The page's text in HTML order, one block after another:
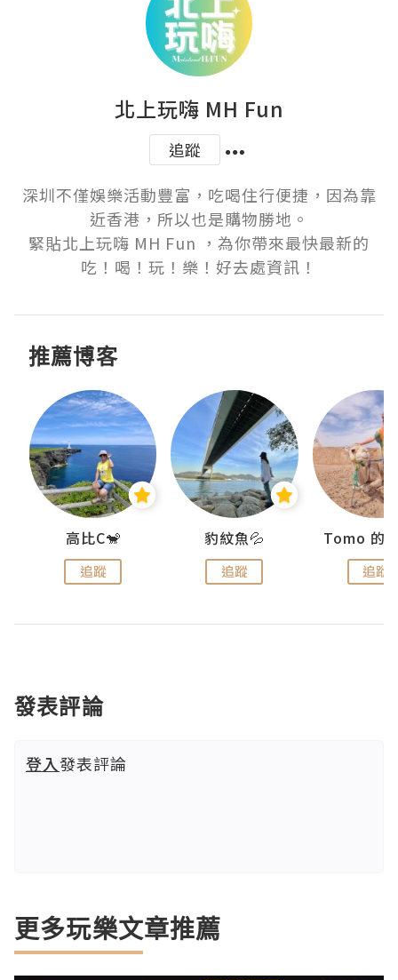
北上玩嗨 MH Fun
追蹤
深圳不僅娛樂活動豐富，吃喝住行便捷，因為靠
近香港，所以也是購物勝地。
緊貼北上玩嗨 MH Fun ，為你帶來最快最新的
吃！喝！玩！樂！好去處資訊！
推薦博客
高比C🐒
追蹤
豹紋魚💦
追蹤 追蹤
發表評論
登入發表評論
更多玩樂文章推薦